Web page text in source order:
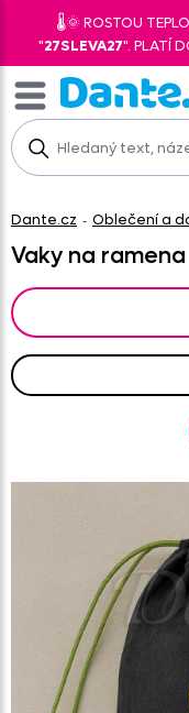
🌡️🌞 ROSTOU
"27SLEVA27". PLATÍ
Dante.cz - Oblečení a
Vaky na ramena